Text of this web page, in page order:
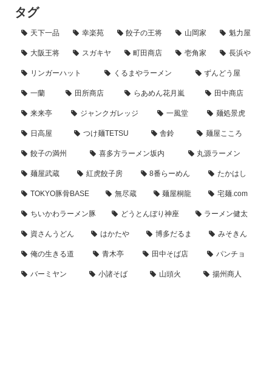
タグ
天下一品 幸楽苑 餃子の王将 山岡家 魁力屋
大阪王将 スガキヤ 町田商店 壱角家 長浜や
リンガーハット くるまやラーメン ずんどう屋
一蘭 田所商店 らあめん花月嵐 田中商店
来来亭 ジャンクガレッジ 一風堂 麺処景虎
日高屋 つけ麺TETSU 舎鈴 麺屋こころ
餃子の満州 喜多方ラーメン坂内 丸源ラーメン
麺屋武蔵 紅虎餃子房 8番らーめん たかはし
TOKYO豚骨BASE 無尽蔵 麺屋桐龍 宅麺.com
ちいかわラーメン豚 どうとんぼり神座 ラーメン健太
資さんうどん はかたや 博多だるま みそきん
俺の生きる道 青木亭 田中そば店 パンチョ
バーミヤン 小諸そば 山頭火 揚州商人